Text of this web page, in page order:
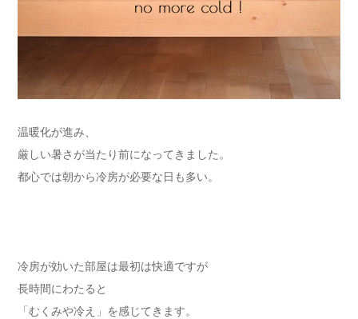
温暖化が進み、
厳しい暑さが当たり前になってきました。
都心では朝から冷房が必要な日も多い。
冷房が効いた部屋は最初は快適ですが
長時間にわたると
「むくみや冷え」を感じてきます。